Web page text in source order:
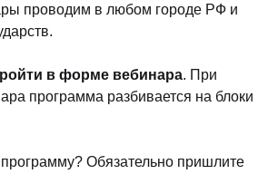
проводим в любом городе РФ и
в форме вебинара. При
программа разбивается на блоки
Обязательно пришлите